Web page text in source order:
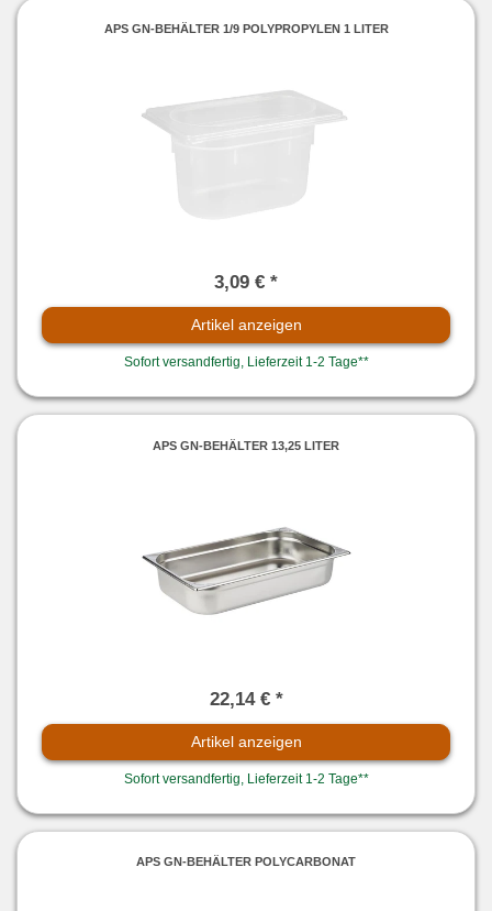
APS GN-BEHÄLTER 1/9 POLYPROPYLEN 1 LITER
3,09 € *
Artikel anzeigen
Sofort versandfertig, Lieferzeit 1-2 Tage**
APS GN-BEHÄLTER 13,25 LITER
22,14 € *
Artikel anzeigen
Sofort versandfertig, Lieferzeit 1-2 Tage**
APS GN-BEHÄLTER POLYCARBONAT